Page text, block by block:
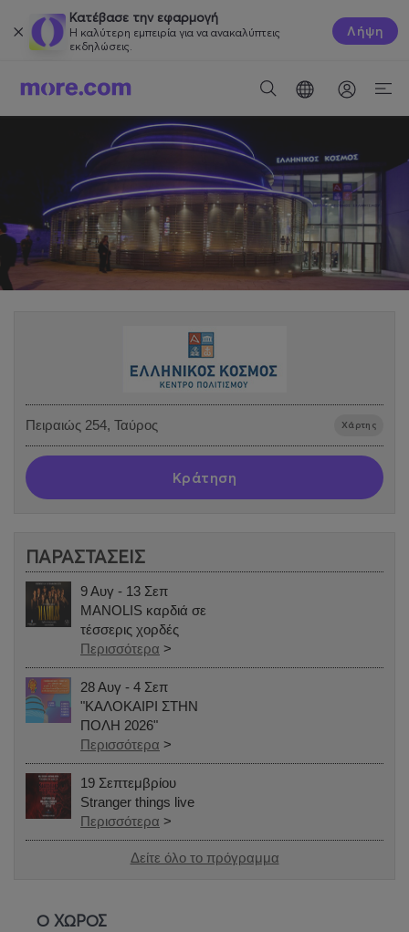
Κατέβασε την εφαρμογή
Η καλύτερη εμπειρία για να ανακαλύπτεις
εκδηλώσεις.
Λήψη
Πειραιώς 254, Ταύρος Χάρτης
Κράτηση
ΠΑΡΑΣΤΑΣΕΙΣ
9 Αυγ - 13 Σεπ
MANOLIS καρδιά σε
τέσσερις χορδές
Περισσότερα >
28 Αυγ - 4 Σεπ
"ΚΑΛΟΚΑΙΡΙ ΣΤΗΝ
ΠΟΛΗ 2026"
Περισσότερα >
19 Σεπτεμβρίου
Stranger things live
Περισσότερα >
Δείτε όλο το πρόγραμμα
Ο ΧΩΡΟΣ